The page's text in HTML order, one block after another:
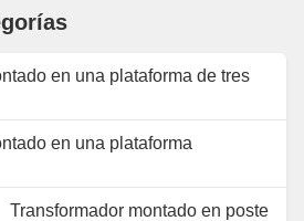
en una plataforma de tres
en una plataforma
Transformador montado en poste